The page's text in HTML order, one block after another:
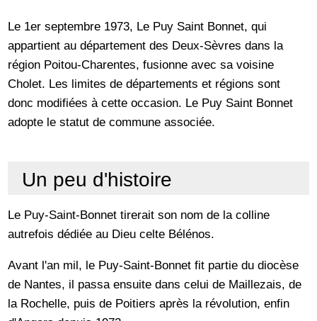
Le 1er septembre 1973, Le Puy Saint Bonnet, qui
appartient au département des Deux-Sèvres dans la
région Poitou-Charentes, fusionne avec sa voisine
Cholet. Les limites de départements et régions sont
donc modifiées à cette occasion. Le Puy Saint Bonnet
adopte le statut de commune associée.
Un peu d'histoire
Le Puy-Saint-Bonnet tirerait son nom de la colline
autrefois dédiée au Dieu celte Bélénos.
Avant l'an mil, le Puy-Saint-Bonnet fit partie du diocèse
de Nantes, il passa ensuite dans celui de Maillezais, de
la Rochelle, puis de Poitiers après la révolution, enfin